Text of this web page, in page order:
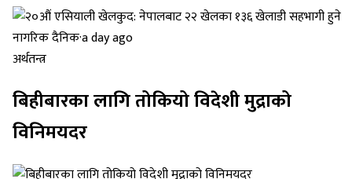
नागरिक दैनिक·a day ago
अर्थतन्त्र
बिहीबारका लागि तोकियो विदेशी मुद्राको
विनिमयदर